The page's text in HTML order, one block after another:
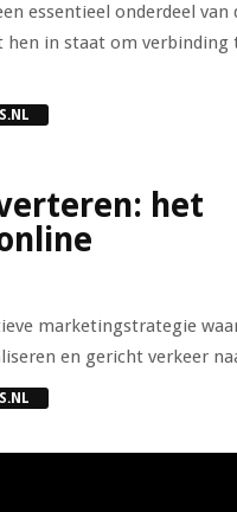
essentieel onderdeel van
in staat om verbinding
het
marketingstrategie
en gericht verkeer